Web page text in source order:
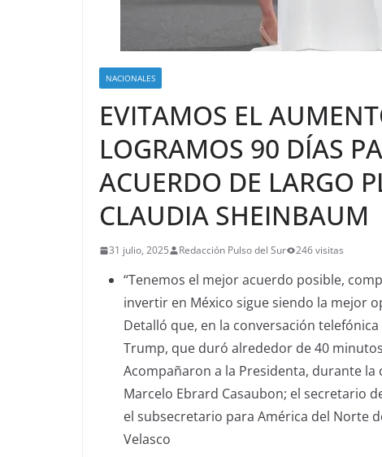
NACIONALES
EVITAMOS EL
LOGRAMOS 90 DÍAS
ACUERDO DE LARGO
CLAUDIA SHEINBAUM
31 julio, 2025 Redacción Pulso del Sur 246 visitas
“Tenemos el mejor acuerdo posible,
invertir en México sigue siendo la mejor
Detalló que, en la conversación
Trump, que duró alrededor de 40
Acompañaron a la Presidenta, durante
Marcelo Ebrard Casaubon; el secretario
el subsecretario para América del Norte
Velasco